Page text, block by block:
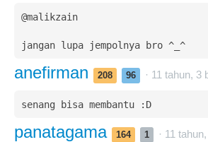
@malikzain
jangan lupa jempolnya bro ^_^
anefirman 208 96 · 11 tahun, 3
senang bisa membantu :D
panatagama 164 1 · 11